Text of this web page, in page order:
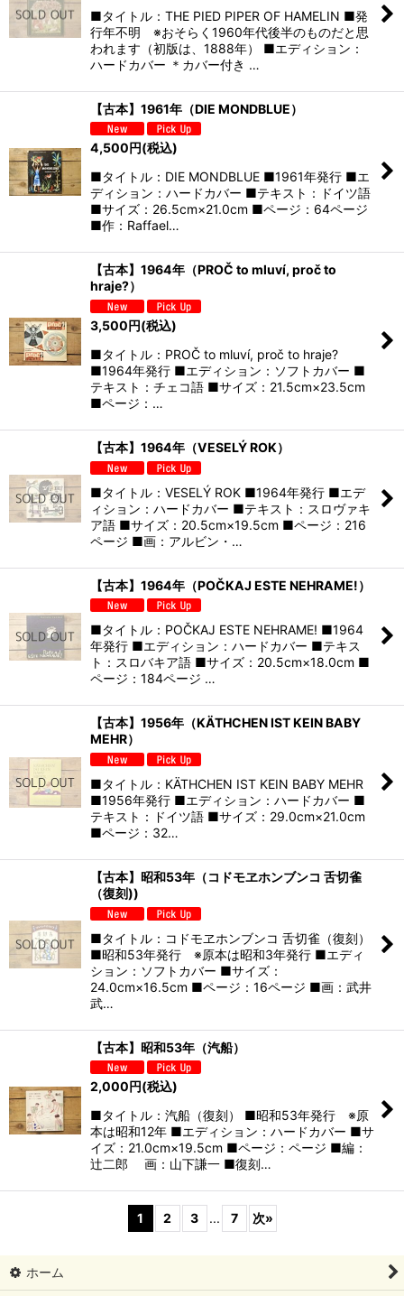
■タイトル：THE PIED PIPER OF HAMELIN ■発
行年不明 ※おそらく1960年代後半のものだと思
われます（初版は、1888年） ■エディション：
ハードカバー ＊カバー付き …
【古本】1961年（DIE MONDBLUE）
4,500円(税込)
■タイトル：DIE MONDBLUE ■1961年発行 ■エ
ディション：ハードカバー ■テキスト：ドイツ語
■サイズ：26.5cm×21.0cm ■ページ：64ページ
■作：Raffael…
【古本】1964年（PROČ to mluví, proč to
hraje?）
3,500円(税込)
■タイトル：PROČ to mluví, proč to hraje?
■1964年発行 ■エディション：ソフトカバー ■
テキスト：チェコ語 ■サイズ：21.5cm×23.5cm
■ページ：…
【古本】1964年（VESELÝ ROK）
■タイトル：VESELÝ ROK ■1964年発行 ■エデ
ィション：ハードカバー ■テキスト：スロヴァキ
ア語 ■サイズ：20.5cm×19.5cm ■ページ：216
ページ ■画：アルビン・…
【古本】1964年（POČKAJ ESTE NEHRAME!）
■タイトル：POČKAJ ESTE NEHRAME! ■1964
年発行 ■エディション：ハードカバー ■テキス
ト：スロバキア語 ■サイズ：20.5cm×18.0cm ■
ページ：184ページ …
【古本】1956年（KÄTHCHEN IST KEIN BABY
MEHR）
■タイトル：KÄTHCHEN IST KEIN BABY MEHR
■1956年発行 ■エディション：ハードカバー ■
テキスト：ドイツ語 ■サイズ：29.0cm×21.0cm
■ページ：32…
【古本】昭和53年（コドモヱホンブンコ 舌切雀
（復刻))
■タイトル：コドモヱホンブンコ 舌切雀（復刻）
■昭和53年発行 ※原本は昭和3年発行 ■エディ
ション：ソフトカバー ■サイズ：
24.0cm×16.5cm ■ページ：16ページ ■画：武井
武…
【古本】昭和53年（汽船）
2,000円(税込)
■タイトル：汽船（復刻） ■昭和53年発行 ※原
本は昭和12年 ■エディション：ハードカバー ■サ
イズ：21.0cm×19.5cm ■ページ：ページ ■編：
辻二郎 画：山下謙一 ■復刻…
1 2 3 ... 7 次»
ホーム